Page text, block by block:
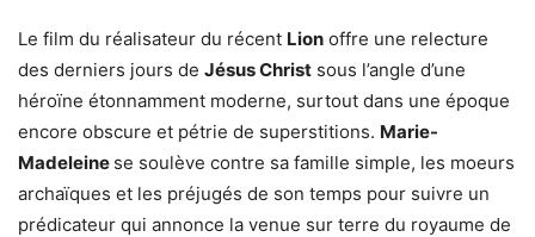
Le film du réalisateur du récent Lion offre une relecture
des derniers jours de Jésus Christ sous l’angle d’une
héroïne étonnamment moderne, surtout dans une époque
encore obscure et pétrie de superstitions. Marie-
Madeleine se soulève contre sa famille simple, les moeurs
archaïques et les préjugés de son temps pour suivre un
prédicateur qui annonce la venue sur terre du royaume de